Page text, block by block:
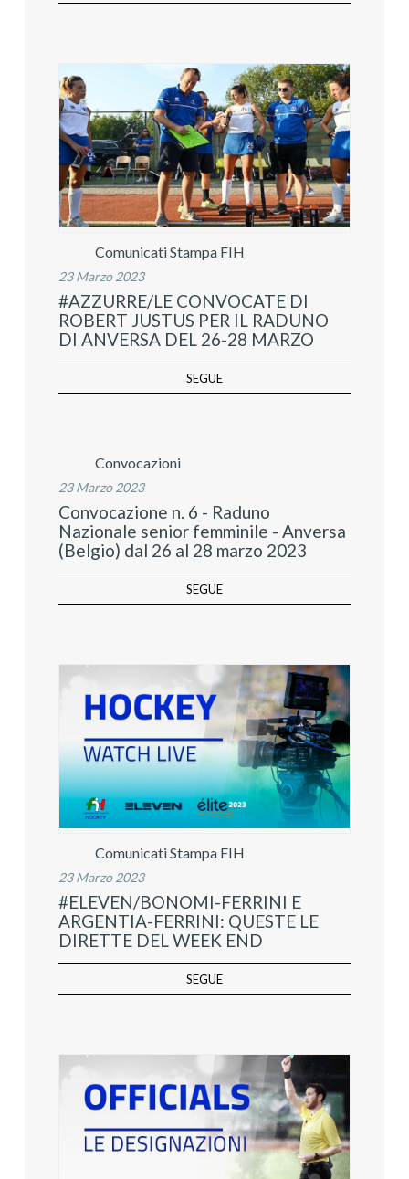
Comunicati Stampa FIH
23 Marzo 2023
#AZZURRE/LE CONVOCATE DI
ROBERT JUSTUS PER IL RADUNO
DI ANVERSA DEL 26-28 MARZO
SEGUE
Convocazioni
23 Marzo 2023
Convocazione n. 6 - Raduno
Nazionale senior femminile - Anversa
(Belgio) dal 26 al 28 marzo 2023
SEGUE
Comunicati Stampa FIH
23 Marzo 2023
#ELEVEN/BONOMI-FERRINI E
ARGENTIA-FERRINI: QUESTE LE
DIRETTE DEL WEEK END
SEGUE